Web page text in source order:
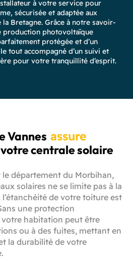
à votre service pour
sécurisée et adaptée aux
Bretagne. Grâce à notre savoir-
production photovoltaïque
protégée et d’un
tout accompagné d’un suivi et
pour votre tranquillité d’esprit.
Vannes assure
centrale solaire
département du Morbihan,
solaires ne se limite pas à la
de votre toiture est
une protection
habitation peut être
ou à des fuites, mettant en
la durabilité de votre